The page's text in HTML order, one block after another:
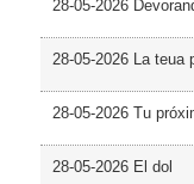
28-05-2026
28-05-2026 La teua
28-05-2026 Tu
28-05-2026 El dol